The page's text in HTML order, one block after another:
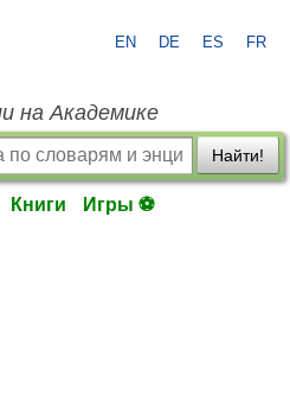
EN DE ES FR
на Академике
Найти!
Книги Игры ⚽